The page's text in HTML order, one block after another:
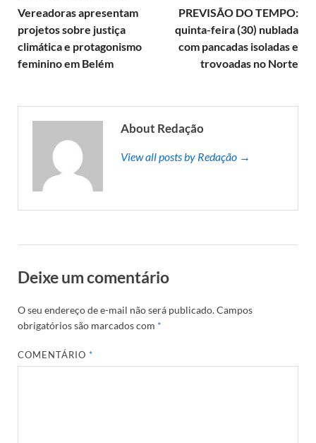
Vereadoras apresentam
projetos sobre justiça
climática e protagonismo
feminino em Belém
PREVISÃO DO TEMPO:
quinta-feira (30) nublada
com pancadas isoladas e
trovoadas no Norte
About Redação
View all posts by Redação →
Deixe um comentário
O seu endereço de e-mail não será publicado.Campos
obrigatórios são marcados com *
COMENTÁRIO*